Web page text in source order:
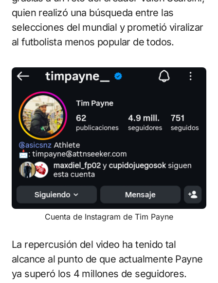
quien realizó una búsqueda entre las
selecciones del mundial y prometió viralizar
al futbolista menos popular de todos.
Cuenta de Instagram de Tim Payne
La repercusión del video ha tenido tal
alcance al punto de que actualmente Payne
ya superó los 4 millones de seguidores.